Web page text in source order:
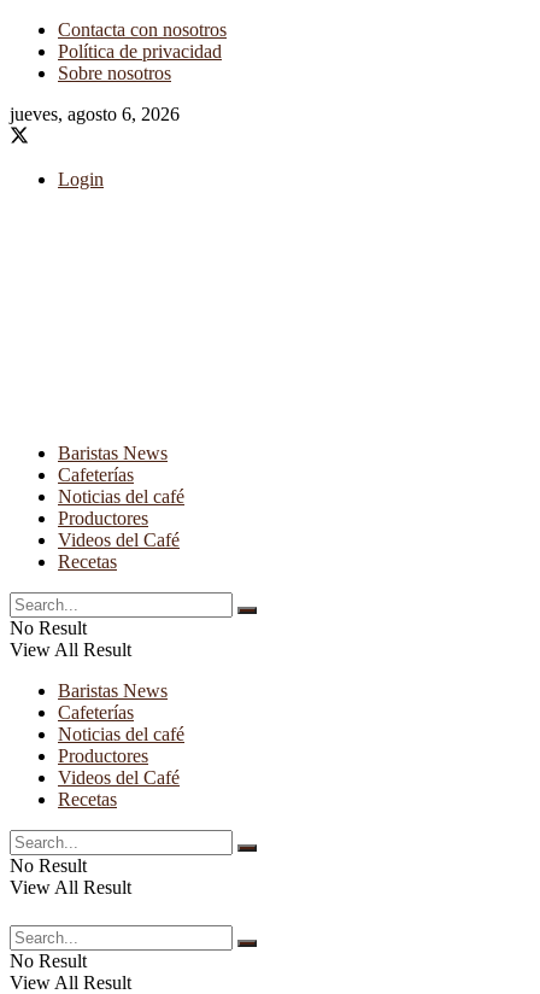
Contacta con nosotros
Política de privacidad
Sobre nosotros
jueves, agosto 6, 2026
Login
Baristas News
Cafeterías
Noticias del café
Productores
Videos del Café
Recetas
No Result
View All Result
Baristas News
Cafeterías
Noticias del café
Productores
Videos del Café
Recetas
No Result
View All Result
No Result
View All Result